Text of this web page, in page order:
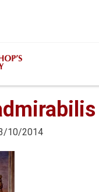
10/2014